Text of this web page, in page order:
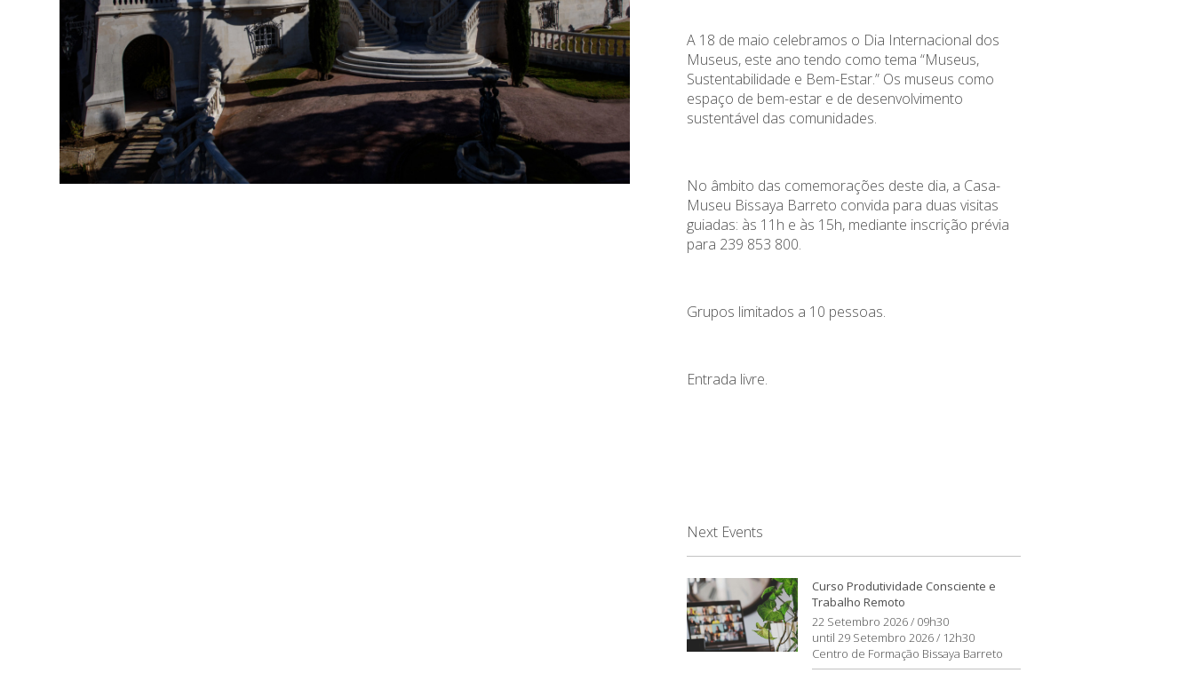
A 18 de maio celebramos o Dia Internacional dos
Museus, este ano tendo como tema “Museus,
Sustentabilidade e Bem-Estar.” Os museus como
espaço de bem-estar e de desenvolvimento
sustentável das comunidades.
No âmbito das comemorações deste dia, a Casa-
Museu Bissaya Barreto convida para duas visitas
guiadas: às 11h e às 15h, mediante inscrição prévia
para 239 853 800.
Grupos limitados a 10 pessoas.
Entrada livre.
Next Events
Curso Produtividade Consciente e
Trabalho Remoto
22 Setembro 2026 / 09h30
until 29 Setembro 2026 / 12h30
Centro de Formação Bissaya Barreto